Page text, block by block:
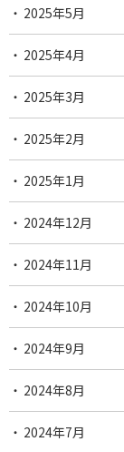
2025年5月
2025年4月
2025年3月
2025年2月
2025年1月
2024年12月
2024年11月
2024年10月
2024年9月
2024年8月
2024年7月